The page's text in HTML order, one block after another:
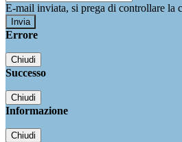
E-mail inviata, si prega di controllare la
Errore
Chiudi
Successo
Chiudi
Informazione
Chiudi